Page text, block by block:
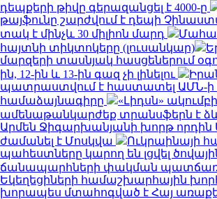
դեպքերի թիվը գերազանցել է 4000-ը
թայֆունը շարժվում է դեպի
տակ է մինչև 30 միլիոն մարդ
հայտնի տիկտոկերը (լուսանկար)
մարզերի տասնյակ հասցեներում
ին, 12-ին և 13-ին գազ չի լինելու
պատրաստվում է հաստատել ԱՄՆ-ի
համաձայնագիրը
«Լիդսն»
ամենաթանկարժեք տրանսֆերն է
Արմեն Ջիգարխանյանի խորթ
ժամանել է Մոսկվա
Ուկրաինայի
պահեստները կարող են լցվել
ճանապարհների փակման
Եկեղեցիների համաշխարհային
խորապես մտահոգված է Հայ